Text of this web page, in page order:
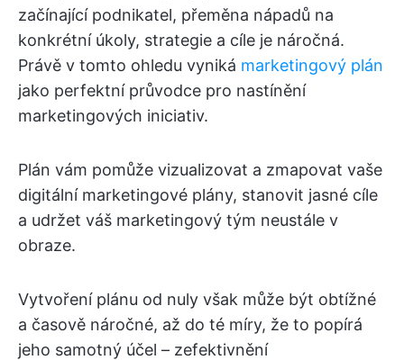
začínající podnikatel, přeměna nápadů na
konkrétní úkoly, strategie a cíle je náročná.
Právě v tomto ohledu vyniká marketingový plán
jako perfektní průvodce pro nastínění
marketingových iniciativ.
Plán vám pomůže vizualizovat a zmapovat vaše
digitální marketingové plány, stanovit jasné cíle
a udržet váš marketingový tým neustále v
obraze.
Vytvoření plánu od nuly však může být obtížné
a časově náročné, až do té míry, že to popírá
jeho samotný účel – zefektivnění